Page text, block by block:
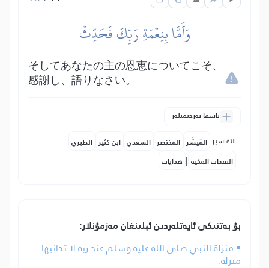
وَأَمَّا بِنِعۡمَةِ رَبِّكَ فَحَدِّثۡ
そしてあなたの主の恩恵についてこそ、
感謝し、語りなさい。
باشقا تەرجىمىلەر
التفاسير: المُيسَّر المختصر السعدي ابن كثير الطبري
النفحات المكية | هدايات
بۇ بەتتىكى ئايەتلەردىن ئېلىنغان مەزمۇنلار:
• منزلة النبي صلى الله عليه وسلم عند ربه لا تدانيها
منزلة.